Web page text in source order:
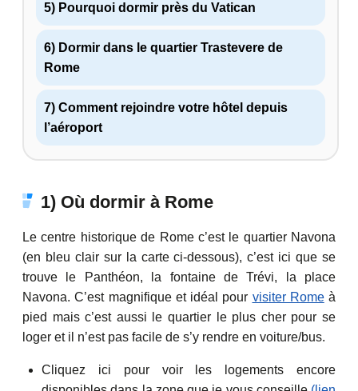
5) Pourquoi dormir près du Vatican
6) Dormir dans le quartier Trastevere de
Rome
7) Comment rejoindre votre hôtel depuis
l’aéroport
1) Où dormir à Rome
Le centre historique de Rome c’est le quartier Navona
(en bleu clair sur la carte ci-dessous), c’est ici que se
trouve le Panthéon, la fontaine de Trévi, la place
Navona. C’est magnifique et idéal pour visiter Romeà
pied mais c’est aussi le quartier le plus cher pour se
loger et il n’est pas facile de s’y rendre en voiture/bus.
Cliquez ici pour voir les logements encore